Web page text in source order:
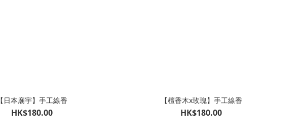
【日本廟宇】手工線香
HK$180.00
【檀香木x玫瑰】手工線香
HK$180.00